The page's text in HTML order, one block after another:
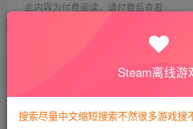
此内容为付费阅读，请付费后查看
悦玩币 8
免费
您当前未登录！建议登
Steam离线游
搜索尽量中文缩短搜索不然很多游戏搜